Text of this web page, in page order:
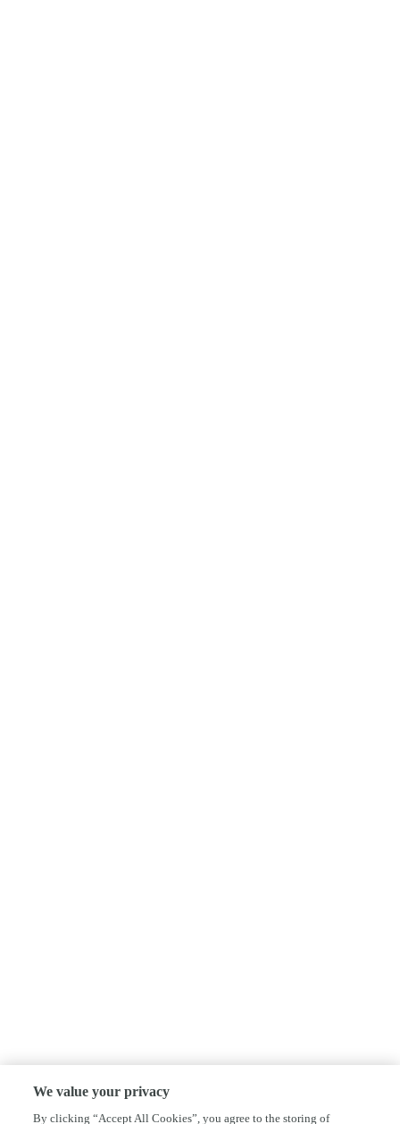
We value your privacy
By clicking “Accept All Cookies”, you agree to the storing of